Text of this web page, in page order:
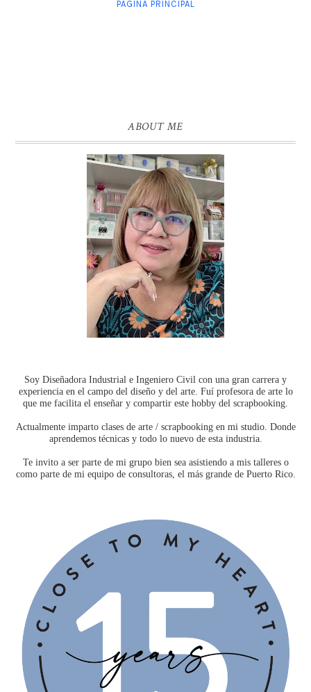
PÁGINA PRINCIPAL
ABOUT ME
Soy Diseñadora Industrial e Ingeniero Civil con una gran carrera y
experiencia en el campo del diseño y del arte. Fuí profesora de arte lo
que me facilita el enseñar y compartir este hobby del scrapbooking.
Actualmente imparto clases de arte / scrapbooking en mi studio. Donde
aprendemos técnicas y todo lo nuevo de esta industria.
Te invito a ser parte de mi grupo bien sea asistiendo a mis talleres o
como parte de mi equipo de consultoras, el más grande de Puerto Rico.